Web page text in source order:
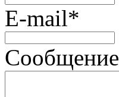
E-mail*
Сообщение